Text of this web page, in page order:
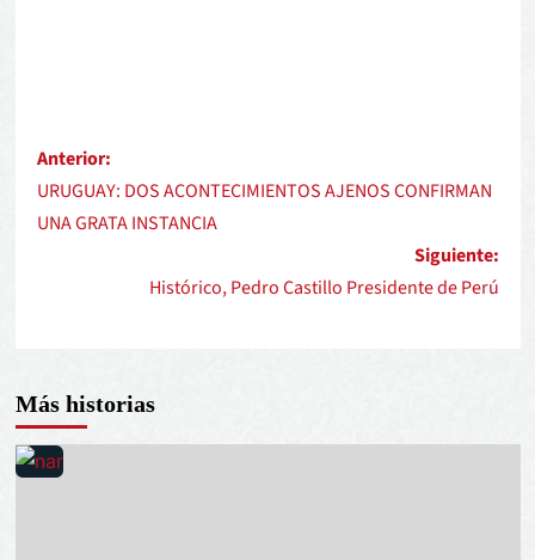
Anterior:
URUGUAY: DOS ACONTECIMIENTOS AJENOS CONFIRMAN
UNA GRATA INSTANCIA
Siguiente:
Histórico, Pedro Castillo Presidente de Perú
Más historias